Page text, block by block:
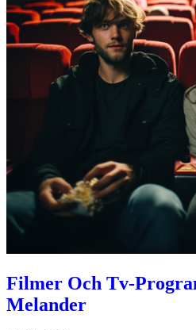
Filmer Och Tv-
Melander